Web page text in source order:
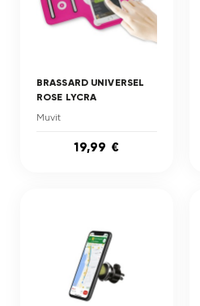
BRASSARD UNIVERSEL
ROSE LYCRA
Muvit
19,99 €